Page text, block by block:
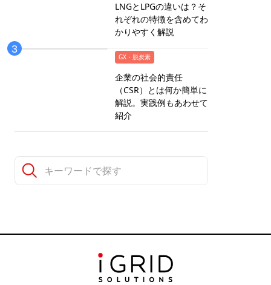
LNGとLPGの違いは？そ
れぞれの特徴を含めてわ
かりやすく解説
GX・脱炭素
企業の社会的責任
（CSR）とは何か簡単に
解説。実践例もあわせて
紹介